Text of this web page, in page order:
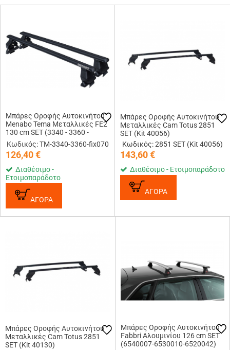
Μπάρες Οροφής Αυτοκινήτου
Menabo Tema Μεταλλικές FE2
130 cm SET (3340 - 3360 -
fix070)
Κωδικός: TM-3340-3360-fix070
126,40€
Διαθέσιμο -
Ετοιμοπαράδοτο
ΑΓΟΡΑ
Μπάρες Οροφής Αυτοκινήτου
Μεταλλικές Cam Totus 2851
SET (Kit 40056)
Κωδικός: 2851 SET (Kit 40056)
143,60€
Διαθέσιμο - Ετοιμοπαράδοτο
ΑΓΟΡΑ
Μπάρες Οροφής Αυτοκινήτου
Μεταλλικές Cam Totus 2851
SET (Kit 40130)
Μπάρες Οροφής Αυτοκινήτου
Fabbri Αλουμινίου 126 cm SET
(6540007-6530010-6520042)